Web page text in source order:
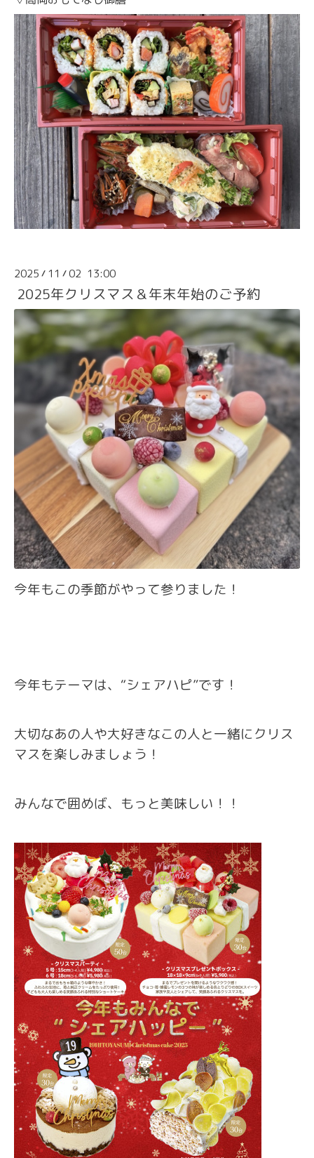
2025 / 11 /02 13:00
2025年クリスマス＆年末年始のご予約
今年もこの季節がやって参りました！
今年もテーマは、“シェアハピ”です！
大切なあの人や大好きなこの人と一緒にクリス
マスを楽しみましょう！
みんなで囲めば、もっと美味しい！！